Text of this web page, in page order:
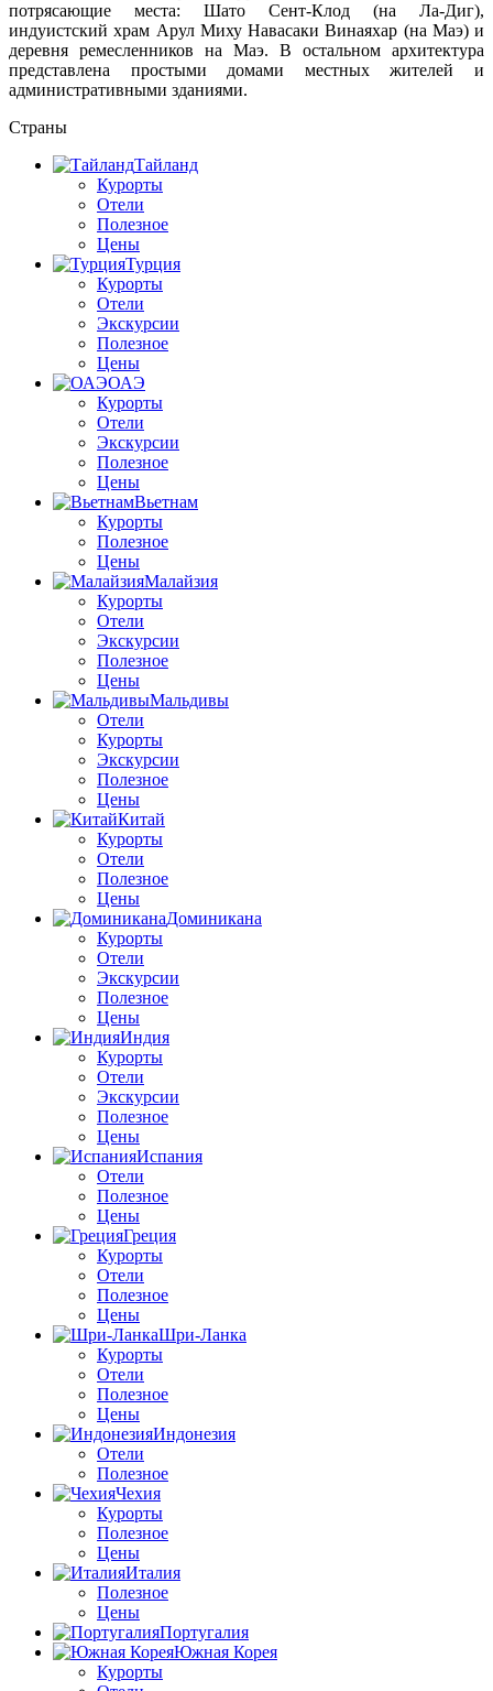
потрясающие места: Шато Сент-Клод (на Ла-Диг),
индуистский храм Арул Миху Навасаки Винаяхар (на Маэ) и
деревня ремесленников на Маэ. В остальном архитектура
представлена простыми домами местных жителей и
административными зданиями.
Страны
Тайланд
Курорты
Отели
Полезное
Цены
Турция
Курорты
Отели
Экскурсии
Полезное
Цены
ОАЭ
Курорты
Отели
Экскурсии
Полезное
Цены
Вьетнам
Курорты
Полезное
Цены
Малайзия
Курорты
Отели
Экскурсии
Полезное
Цены
Мальдивы
Отели
Курорты
Экскурсии
Полезное
Цены
Китай
Курорты
Отели
Полезное
Цены
Доминикана
Курорты
Отели
Экскурсии
Полезное
Цены
Индия
Курорты
Отели
Экскурсии
Полезное
Цены
Испания
Отели
Полезное
Цены
Греция
Курорты
Отели
Полезное
Цены
Шри-Ланка
Курорты
Отели
Полезное
Цены
Индонезия
Отели
Полезное
Чехия
Курорты
Полезное
Цены
Италия
Полезное
Цены
Португалия
Южная Корея
Курорты